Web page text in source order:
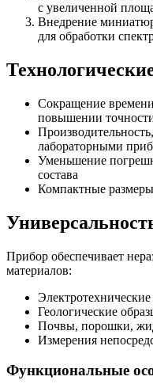
с увеличенной
Внедрение
для обработки
Сокращение
повышении
лабораторными
Уменьшение
состава
Компактные
Прибор обеспечивает
материалов:
Геологические
Почвы, порошки,
Измерения
Функциональные